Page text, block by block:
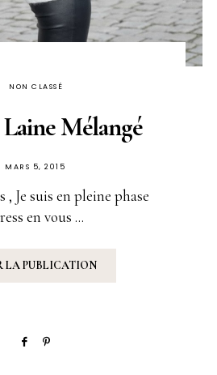
NON CLASSÉ
Mélangé
PUBLIÉ
MARS 5, 2015
, Je suis en pleine phase
en vous ...
LA PUBLICATION